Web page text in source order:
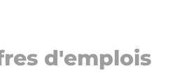
d'emplois